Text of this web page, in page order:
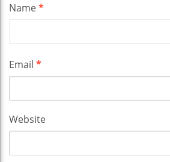
Name*
Email *
Website